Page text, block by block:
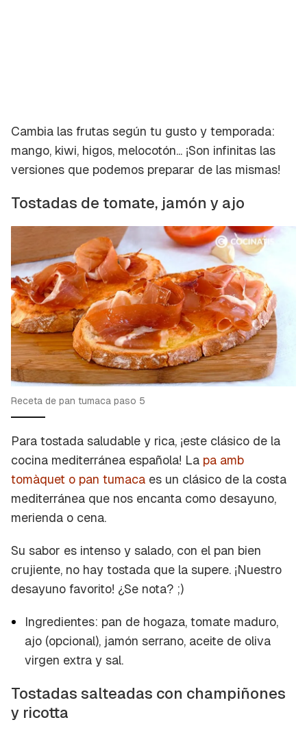
Cambia las frutas según tu gusto y temporada:
mango, kiwi, higos, melocotón... ¡Son infinitas las
versiones que podemos preparar de las mismas!
Tostadas de tomate, jamón y ajo
Receta de pan tumaca paso 5
Para tostada saludable y rica, ¡este clásico de la
cocina mediterránea española! La pa amb
tomàquet o pan tumaca es un clásico de la costa
mediterránea que nos encanta como desayuno,
merienda o cena.
Su sabor es intenso y salado, con el pan bien
crujiente, no hay tostada que la supere. ¡Nuestro
desayuno favorito! ¿Se nota? ;)
Ingredientes: pan de hogaza, tomate maduro,
ajo (opcional), jamón serrano, aceite de oliva
virgen extra y sal.
Tostadas salteadas con champiñones
y ricotta